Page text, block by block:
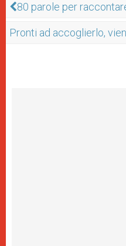
80 parole per
Pronti ad accoglierlo,